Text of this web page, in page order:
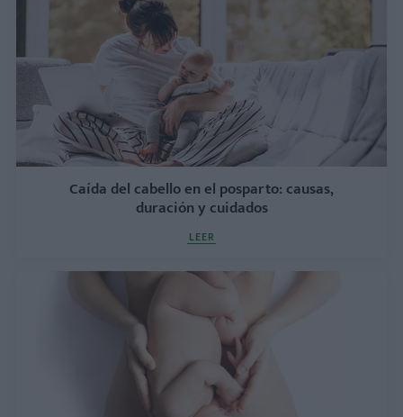
Caída del cabello en el posparto: causas,
duración y cuidados
LEER